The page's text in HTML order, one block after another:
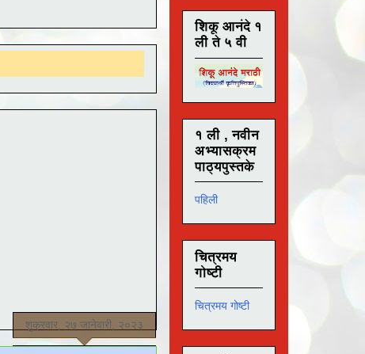
शुक्रवार, २७ जानेवारी, २०२३
शिकू आनंदे १
ली ते ५ वी
१ ली , नवीन
अभ्यासक्रम
पाठ्यपुस्तके
पहिली
चित्रमय
गोष्टी
चित्रमय गोष्टी